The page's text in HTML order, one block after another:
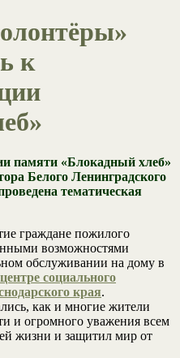
к
памяти «Блокадный хлеб»
Белого Ленинградского
тематическая
граждане пожилого
возможностями
обслуживании на дому в
социального
края.
как и многие жители
и огромного уважения всем
жизни и защитил мир от